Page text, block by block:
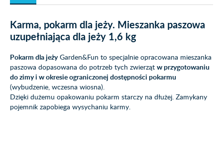
Karma, pokarm dla jeży. Mieszanka paszowa
uzupełniająca dla jeży 1,6 kg
Pokarm dla jeżyGarden&Fun to specjalnie opracowana mieszanka
paszowa dopasowana do potrzeb tych zwierząt w przygotowaniu
do zimy i w okresie ograniczonej dostępności pokarmu
(wybudzenie, wczesna wiosna).
Dzięki dużemu opakowaniu pokarm starczy na dłużej. Zamykany
pojemnik zapobiega wysychaniu karmy.